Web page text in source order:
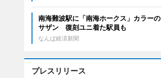
南海難波駅に「南海ホークス」カラーの
サザン 復刻ユニ着た駅員も
なんば経済新聞
プレスリリース